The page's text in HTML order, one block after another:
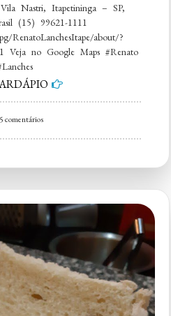
Nastri, Itapetininga – SP,
(15) 99621-1111
RenatoLanchesItape/about/?
Veja no Google Maps #Renato
5 comentáriosem
Renato